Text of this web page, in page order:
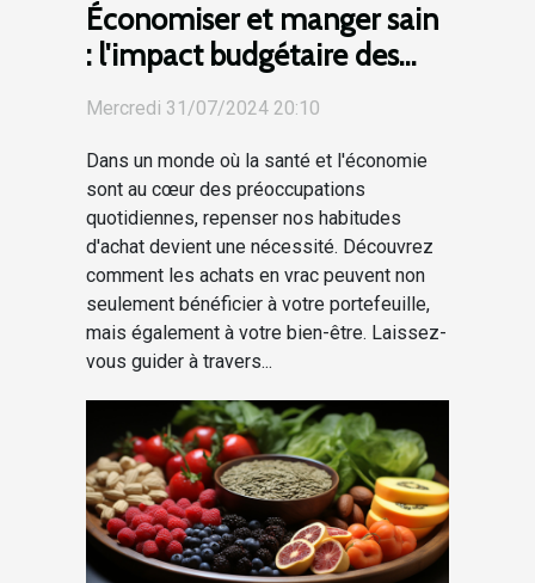
Économiser et manger sain
: l'impact budgétaire des
achats en vrac
Mercredi 31/07/2024 20:10
Dans un monde où la santé et l'économie
sont au cœur des préoccupations
quotidiennes, repenser nos habitudes
d'achat devient une nécessité. Découvrez
comment les achats en vrac peuvent non
seulement bénéficier à votre portefeuille,
mais également à votre bien-être. Laissez-
vous guider à travers...